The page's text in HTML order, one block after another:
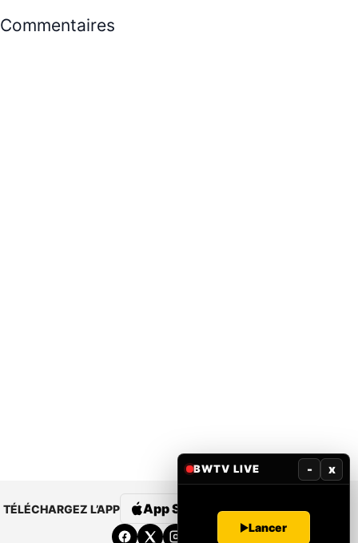
Commentaires
TÉLÉCHARGEZ L’APP App Store Google Play
BWTV LIVE - x
Lancer